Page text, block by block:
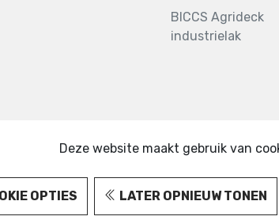
BICCS Agrideck
industrielak
Deze website maakt gebruik van
OPTIES LATER OPNIEUW TONEN